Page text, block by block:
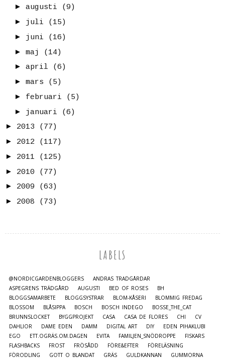
► augusti
(9)
► juli
(15)
► juni
(16)
► maj
(14)
► april
(6)
► mars
(5)
► februari
(5)
► januari
(6)
► 2013
(77)
► 2012
(117)
► 2011
(125)
► 2010
(77)
► 2009
(63)
► 2008 (73)
LABELS
@NORDICGARDENBLOGGERS
ANDRAS TRÄDGÅRDAR
ASPEGRENS TRÄDGÅRD
AUGUSTI BED OF ROSES
BH
BLOGGSAMARBETE
BLOGGSYSTRAR BLOM-KÅSERI
BLOMMIG FREDAG
BLOSSOM
BLÅSIPPA BOSCH BOSCH INDEGO
BOSSE_THE_CAT
BRUNNSLOCKET
BYGGPROJEKT CASA CASA DE FLORES CHI
CV
DAHLIOR
DAME EDEN DAMM DIGITAL ART DIY
EDEN PIHAKLUBI
EGO
ETT.OGRÄS.OM.DAGEN EVITA FAMILJEN_SNÖDROPPE
FISKARS
FLASHBACKS
FROST FRÖSÅDD FÖRE&EFTER
FÖRELÄSNING
FÖRODLING
GOTT O BLANDAT GRÄS GULDKANNAN
GUMMORNA